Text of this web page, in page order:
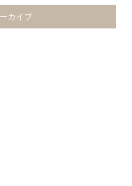
カイブ